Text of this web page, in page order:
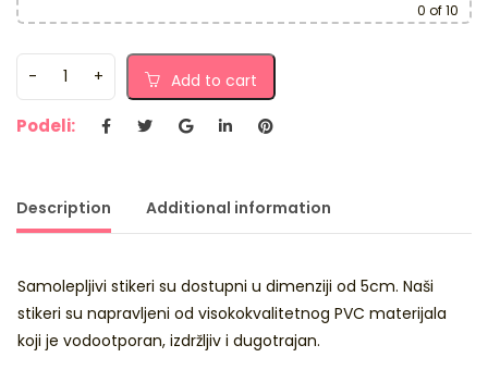
0 of 10
Add to cart
Podeli:
Description Additional information
Samolepljivi stikeri su dostupni u dimenziji od 5cm. Naši
stikeri su napravljeni od visokokvalitetnog PVC materijala
koji je vodootporan, izdržljiv i dugotrajan.